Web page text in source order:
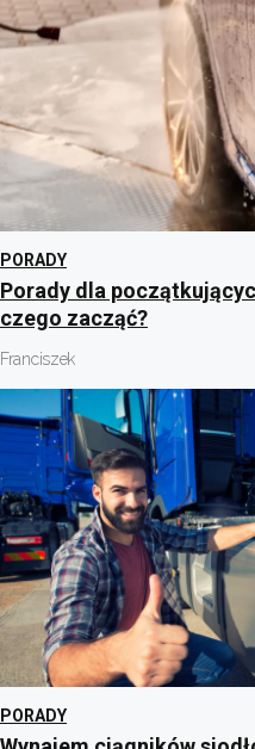
PORADY
Porady dla
czego zacząć?
Franciszek
PORADY